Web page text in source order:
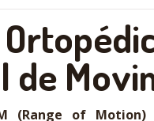
de
(Range of Motion)